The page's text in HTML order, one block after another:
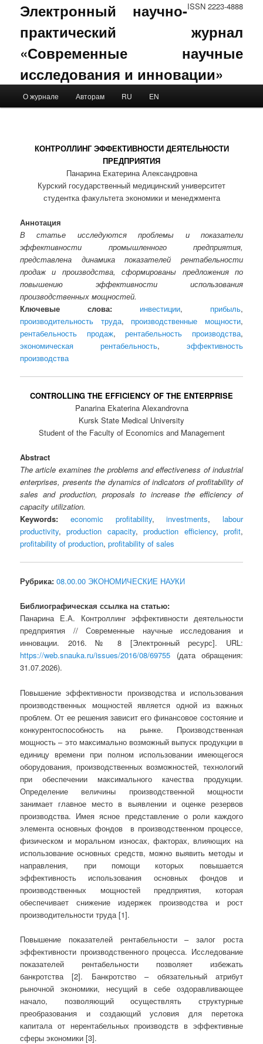
ISSN 2223-4888
Электронный научно-
практический журнал
«Современные научные
исследования и инновации»
Skip to primary content
Skip to secondary content
О журнале Авторам RU EN
КОНТРОЛЛИНГ ЭФФЕКТИВНОСТИ ДЕЯТЕЛЬНОСТИ
ПРЕДПРИЯТИЯ
Панарина Екатерина Александровна
Курский государственный медицинский университет
студентка факультета экономики и менеджмента
Аннотация
В статье исследуются проблемы и показатели
эффективности промышленного предприятия,
представлена динамика показателей рентабельности
продаж и производства, сформированы предложения по
повышению эффективности использования
производственных мощностей.
Ключевые слова:
инвестиции, прибыль,
производительность труда, производственные мощности,
рентабельность продаж,рентабельность производства,
экономическая рентабельность, эффективность
производства
CONTROLLING THE EFFICIENCY OF THE ENTERPRISE
Panarina Ekaterina Alexandrovna
Kursk State Medical University
Student of the Faculty of Economics and Management
Abstract
The article examines the problems and effectiveness of industrial
enterprises, presents the dynamics of indicators of profitability of
sales and production, proposals to increase the efficiency of
capacity utilization.
Keywords:
economic profitability,investments, labour
productivity,production capacity,production efficiency, profit,
profitability of production,profitability of sales
Рубрика: 08.00.00 ЭКОНОМИЧЕСКИЕ НАУКИ
Библиографическая ссылка на статью:
Панарина Е.А. Контроллинг эффективности деятельности
предприятия // Современные научные исследования и
инновации. 2016. № 8 [Электронный ресурс]. URL:
https://web.snauka.ru/issues/2016/08/69755 (дата обращения:
31.07.2026).
Повышение эффективности производства и использования
производственных мощностей является одной из важных
проблем. От ее решения зависит его финансовое состояние и
конкурентоспособность на рынке. Производственная
мощность – это максимально возможный выпуск продукции в
единицу времени при полном использовании имеющегося
оборудования, производственных возможностей, технологий
при обеспечении максимального качества продукции.
Определение величины производственной мощности
занимает главное место в выявлении и оценке резервов
производства. Имея ясное представление о роли каждого
элемента основных фондов в производственном процессе,
физическом и моральном износах, факторах, влияющих на
использование основных средств, можно выявить методы и
направления, при помощи которых повышается
эффективность использования основных фондов и
производственных мощностей предприятия, которая
обеспечивает снижение издержек производства и рост
производительности труда [1].
Повышение показателей рентабельности – залог роста
эффективности производственного процесса. Исследование
показателей рентабельности позволяет избежать
банкротства [2]. Банкротство – обязательный атрибут
рыночной экономики, несущий в себе оздоравли­вающее
начало, позволяющий осуществлять структурные
преобразования и создающий условия для перетока
капитала от нерентабельных производств в эффективные
сферы экономики [3].